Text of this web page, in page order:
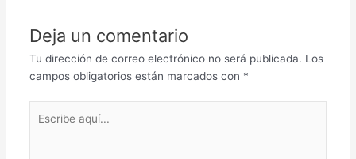
Deja un comentario
Tu dirección de correo electrónico no será publicada. Los
campos obligatorios están marcados con *
aquí...